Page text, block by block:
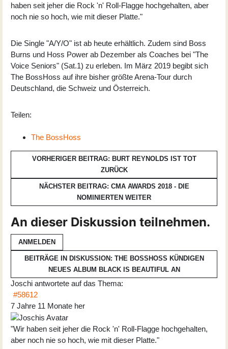
haben seit jeher die Rock 'n' Roll-Flagge hochgehalten, aber
noch nie so hoch, wie mit dieser Platte."
Die Single "A/Y/O" ist ab heute erhältlich. Zudem sind Boss
Burns und Hoss Power ab Dezember als Coaches bei "The
Voice Seniors" (Sat.1) zu erleben. Im März 2019 begibt sich
The BossHoss auf ihre bisher größte Arena-Tour durch
Deutschland, die Schweiz und Österreich.
Teilen:
The BossHoss
VORHERIGER BEITRAG: BURT REYNOLDS IST TOT
ZURÜCK
NÄCHSTER BEITRAG: CMA AWARDS 2018 - DIE
NOMINIERTEN WEITER
An dieser Diskussion teilnehmen.
ANMELDEN
BEITRÄGE IN DISKUSSION: THE BOSSHOSS KÜNDIGEN
NEUES ALBUM BLACK IS BEAUTIFUL AN
Joschi antwortete auf das Thema:
#58612
7 Jahre 11 Monate her
"Wir haben seit jeher die Rock 'n' Roll-Flagge hochgehalten,
aber noch nie so hoch, wie mit dieser Platte."